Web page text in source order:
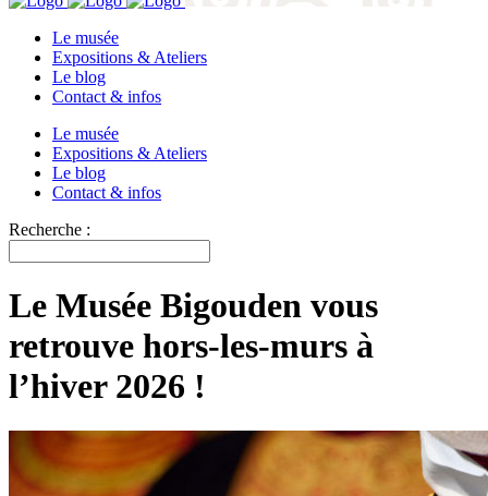
Le musée
Expositions & Ateliers
Le blog
Contact & infos
Le musée
Expositions & Ateliers
Le blog
Contact & infos
Recherche :
Le Musée Bigouden vous
retrouve hors-les-murs à
l’hiver 2026 !